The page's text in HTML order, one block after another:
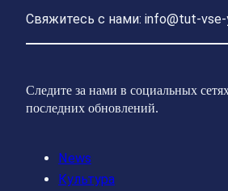
Свяжитесь с нами: info@tut-vse-
Следите за нами в социальных
последних обновлений.
News
Культура